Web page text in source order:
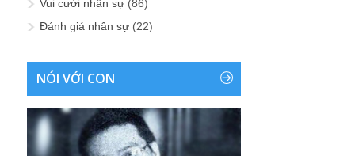
Vui cười nhân sự (86)
Đánh giá nhân sự (22)
NÓI VỚI CON